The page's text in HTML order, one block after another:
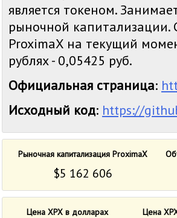
является токеном.
рыночной капитализации.
ProximaX на текущий
рублях - 0,05425 руб.
Официальная страница:
Исходный код: https://
Рыночная капитализация ProximaX
$5 162 606
Цена XPX в долларах Цена